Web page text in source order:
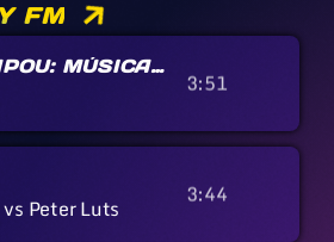
FM
MÚSICA
3:51
Peter Luts 3:44